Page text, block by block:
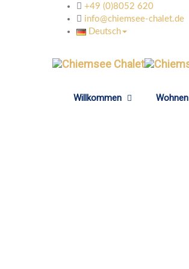
+49 (0)8052 620
info@chiemsee-chalet.de
Deutsch
Willkommen Wohnen